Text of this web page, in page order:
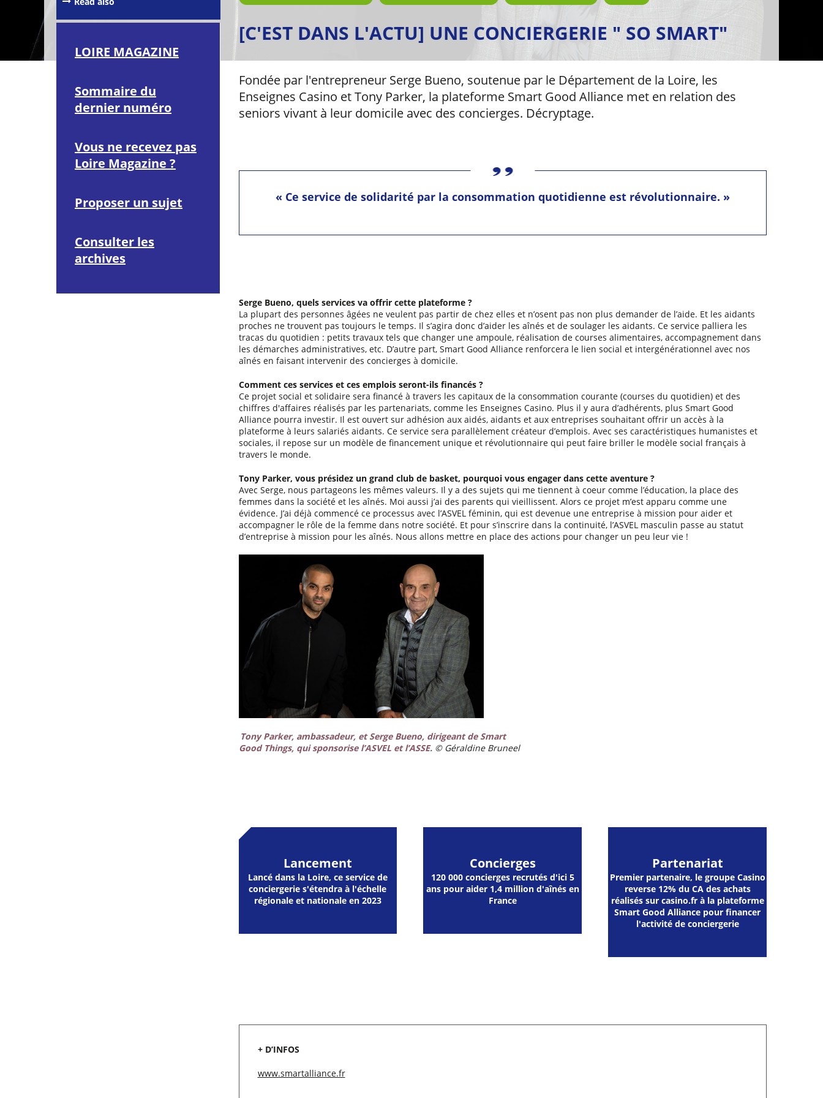
LOIRE MAGAZINE
Sommaire du
dernier numéro
Vous ne recevez pas
Loire Magazine ?
Proposer un sujet
Consulter les
archives
[C'EST DANS L'ACTU] UNE CONCIERGERIE " SO SMART"
Fondée par l'entrepreneur Serge Bueno, soutenue par le Département de la Loire, les
Enseignes Casino et Tony Parker, la plateforme Smart Good Alliance met en relation des
seniors vivant à leur domicile avec des concierges. Décryptage.
«­ Ce service de solidarité par la consommation quotidienne est révolutionnaire. »
Serge Bueno, quels services va offrir cette plateforme ?
La plupart des personnes âgées ne veulent pas partir de chez elles et n’osent pas non plus demander de l’aide. Et les aidants
proches ne trouvent pas toujours le temps. Il s’agira donc d’aider les aînés et de soulager les aidants. Ce service palliera les
tracas du quotidien : petits travaux tels que changer une ampoule, réalisation de courses alimentaires, accompagnement dans
les démarches administratives, etc. D’autre part, Smart Good Alliance renforcera le lien social et intergénérationnel avec nos
aînés en faisant intervenir des concierges à domicile.
Comment ces services et ces emplois seront-ils financés ?
Ce projet social et solidaire sera financé à travers les capitaux de la consommation courante (courses du quotidien) et des
chiffres d'affaires réalisés par les partenariats, comme les Enseignes Casino. Plus il y aura d’adhérents, plus Smart Good
Alliance pourra investir. Il est ouvert sur adhésion aux aidés, aidants et aux entreprises souhaitant offrir un accès à la
plateforme à leurs salariés aidants. Ce service sera parallèlement créateur d’emplois. Avec ses caractéristiques humanistes et
sociales, il repose sur un modèle de financement unique et révolutionnaire qui peut faire briller le modèle social français à
travers le monde.
Tony Parker, vous présidez un grand club de basket, pourquoi vous engager dans cette aventure ?
Avec Serge, nous partageons les mêmes valeurs. Il y a des sujets qui me tiennent à coeur comme l’éducation, la place des
femmes dans la société et les aînés. Moi aussi j’ai des parents qui vieillissent. Alors ce projet m’est apparu comme une
évidence. J’ai déjà commencé ce processus avec l’ASVEL féminin, qui est devenue une entreprise à mission pour aider et
accompagner le rôle de la femme dans notre société. Et pour s’inscrire dans la continuité, l’ASVEL masculin passe au statut
d’entreprise à mission pour les aînés. Nous allons mettre en place des actions pour changer un peu leur vie !
Tony Parker, ambassadeur, et Serge Bueno, dirigeant de Smart
Good Things, qui sponsorise l’ASVEL et l’ASSE.© Géraldine Bruneel
Lancement
Lancé dans la Loire, ce service de
conciergerie s'étendra à l'échelle
régionale et nationale en 2023
Concierges
120 000 concierges recrutés d'ici 5
ans pour aider 1,4 million d'aînés en
France
Partenariat
Premier partenaire, le groupe Casino
reverse 12% du CA des achats
réalisés sur casino.fr à la plateforme
Smart Good Alliance pour financer
l'activité de conciergerie
+ D’INFOS
www.smartalliance.fr